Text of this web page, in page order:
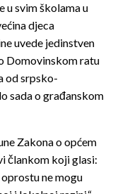
u svim školama u
djeca
uvede jedinstven
Domovinskom ratu
od srpsko-
sada o građanskom
Zakona o općem
člankom koji glasi:
ne mogu